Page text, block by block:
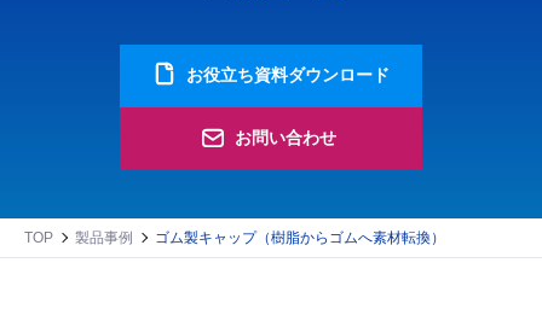
お役立ち資料ダウンロード
お問い合わせ
TOP 製品事例 ゴム製キャップ（樹脂からゴムへ素材転換）